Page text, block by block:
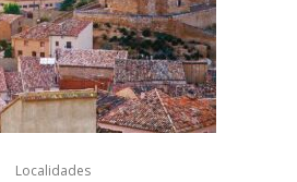
Localidades